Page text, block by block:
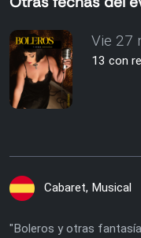
Vie 27
13 con
Cabaret, Musical
"Boleros y otras